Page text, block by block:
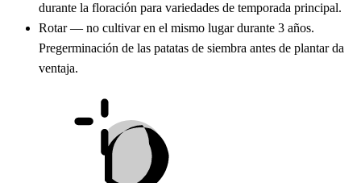
durante la floración para variedades de temporada principal.
Rotar — no cultivar en el mismo lugar durante 3 años.
Pregerminación de las patatas de siembra antes de plantar da
ventaja.